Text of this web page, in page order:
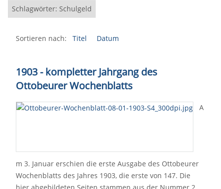
Schlagwörter: Schulgeld
Sortieren nach: Titel Datum
1903 - kompletter Jahrgang des
Ottobeurer Wochenblatts
A
m 3. Januar erschien die erste Ausgabe des Ottobeurer
Wochenblatts des Jahres 1903, die erste von 147. Die